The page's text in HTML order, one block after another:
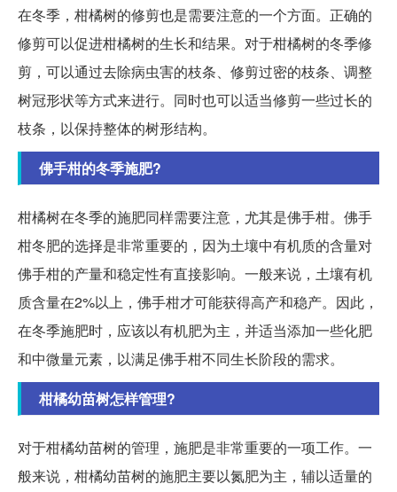
在冬季，柑橘树的修剪也是需要注意的一个方面。正确的
修剪可以促进柑橘树的生长和结果。对于柑橘树的冬季修
剪，可以通过去除病虫害的枝条、修剪过密的枝条、调整
树冠形状等方式来进行。同时也可以适当修剪一些过长的
枝条，以保持整体的树形结构。
佛手柑的冬季施肥?
柑橘树在冬季的施肥同样需要注意，尤其是佛手柑。佛手
柑冬肥的选择是非常重要的，因为土壤中有机质的含量对
佛手柑的产量和稳定性有直接影响。一般来说，土壤有机
质含量在2%以上，佛手柑才可能获得高产和稳产。因此，
在冬季施肥时，应该以有机肥为主，并适当添加一些化肥
和中微量元素，以满足佛手柑不同生长阶段的需求。
柑橘幼苗树怎样管理?
对于柑橘幼苗树的管理，施肥是非常重要的一项工作。一
般来说，柑橘幼苗树的施肥主要以氮肥为主，辅以适量的